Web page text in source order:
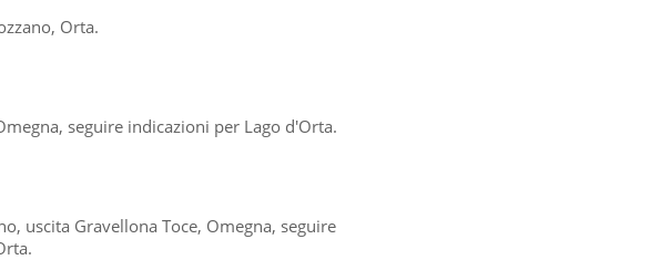
Orta.
seguire indicazioni per Lago d'Orta.
uscita Gravellona Toce, Omegna, seguire